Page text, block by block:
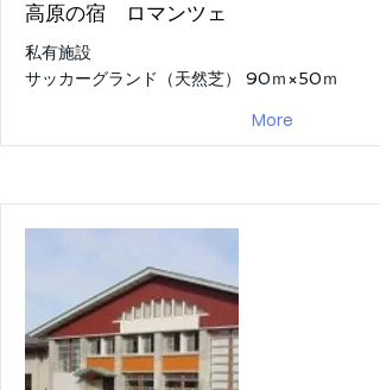
高原の宿 ロマンツェ
私有施設
サッカーグランド（天然芝） 90ｍ×50ｍ
More